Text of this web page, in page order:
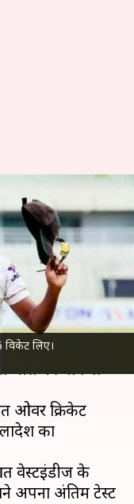
लिए।
रुबेल हुसैन
जानें
ने सोमवार (19
की घोषणा
ओवर क्रिकेट
का
वेस्टइंडीज के
अपना अंतिम टेस्ट